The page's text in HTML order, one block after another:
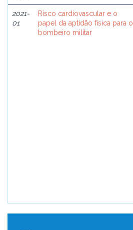
2021-
01
Risco cardiovascular e o
papel da aptidão física para o
bombeiro militar